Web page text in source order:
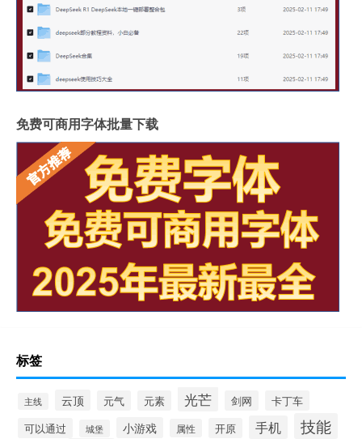
免费可商用字体批量下载
标签
主线 云顶 元气 元素 光芒 剑网
卡丁车
可以通过
城堡 小游戏 属性 开原 手机
技能